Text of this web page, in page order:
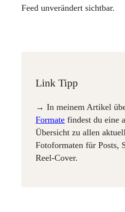
Feed unverändert sichtbar.
Link Tipp
→ In meinem Artikel
Formate findest du eine
Übersicht zu allen
Fotoformaten für Posts,
Reel-Cover.